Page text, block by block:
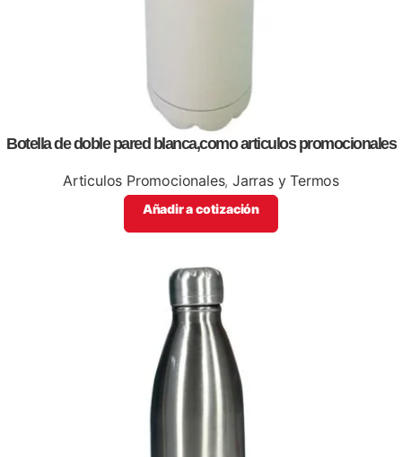
Botella de doble pared blanca,como articulos promocionales
Articulos Promocionales, Jarras y Termos
Añadir a cotización